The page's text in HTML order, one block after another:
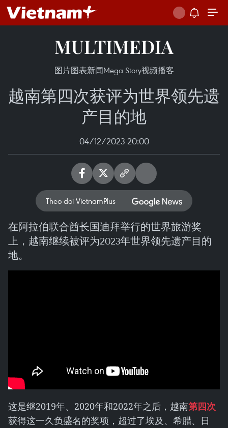
MULTIMEDIA
图片图表新闻Mega Story视频播客
越南第四次获评为世界领先遗
产目的地
04/12/2023 20:00
Theo dõi VietnamPlus
在阿拉伯联合酋长国迪拜举行的世界旅游奖
上，越南继续被评为2023年世界领先遗产目的
地。
这是继2019年、2020年和2022年之后，越南第四次
获得这一久负盛名的奖项，超过了埃及、希腊、日